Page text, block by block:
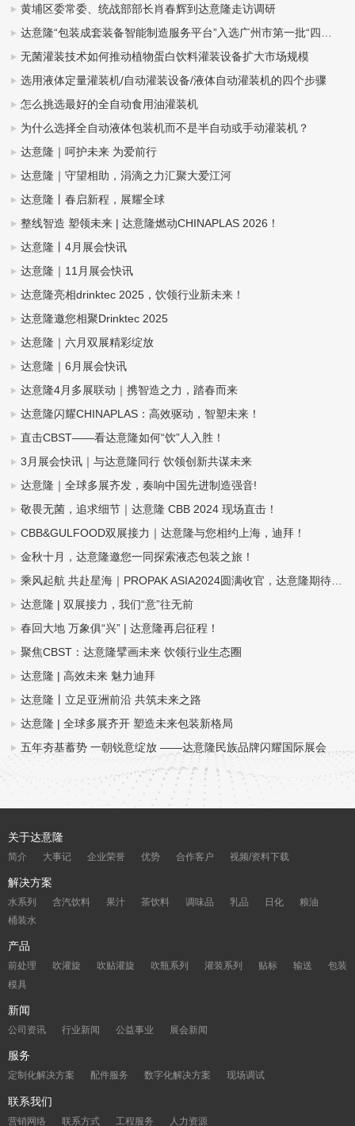
黄埔区委常委、统战部部长肖春辉到达意隆走访调研
达意隆“包装成套装备智能制造服务平台”入选广州市第一批“四化”赋能重点平台！
无菌灌装技术如何推动植物蛋白饮料灌装设备扩大市场规模
选用液体定量灌装机/自动灌装设备/液体自动灌装机的四个步骤
怎么挑选最好的全自动食用油灌装机
为什么选择全自动液体包装机而不是半自动或手动灌装机？
达意隆｜呵护未来 为爱前行
达意隆｜守望相助，涓滴之力汇聚大爱江河
达意隆丨春启新程，展耀全球
整线智造 塑领未来 | 达意隆燃动CHINAPLAS 2026！
达意隆丨4月展会快讯
达意隆｜11月展会快讯
达意隆亮相drinktec 2025，饮领行业新未来！
达意隆邀您相聚Drinktec 2025
达意隆｜六月双展精彩绽放
达意隆｜6月展会快讯
达意隆4月多展联动｜携智造之力，踏春而来
达意隆闪耀CHINAPLAS：高效驱动，智塑未来！
直击CBST——看达意隆如何“饮”人入胜！
3月展会快讯｜与达意隆同行 饮领创新共谋未来
达意隆｜全球多展齐发，奏响中国先进制造强音!
敬畏无菌，追求细节｜达意隆 CBB 2024 现场直击！
CBB&GULFOOD双展接力｜达意隆与您相约上海，迪拜！
金秋十月，达意隆邀您一同探索液态包装之旅！
乘风起航 共赴星海｜PROPAK ASIA2024圆满收官，达意隆期待与您再次相遇！
达意隆 | 双展接力，我们“意”往无前
春回大地 万象俱“兴” | 达意隆再启征程！
聚焦CBST：达意隆擘画未来 饮领行业生态圈
达意隆 | 高效未来 魅力迪拜
达意隆丨立足亚洲前沿 共筑未来之路
达意隆 | 全球多展齐开 塑造未来包装新格局
五年夯基蓄势 一朝锐意绽放 ——达意隆民族品牌闪耀国际展会
关于达意隆
简介 大事记 企业荣誉 优势 合作客户 视频/资料下载
解决方案
水系列 含汽饮料 果汁 茶饮料 调味品 乳品 日化
粮油
桶装水
产品
前处理 吹灌旋 吹贴灌旋 吹瓶系列 灌装系列 贴标 输送
包装
模具
新闻
公司资讯 行业新闻 公益事业 展会新闻
服务
定制化解决方案 配件服务 数字化解决方案 现场调试
联系我们
营销网络 联系方式 工程服务 人力资源